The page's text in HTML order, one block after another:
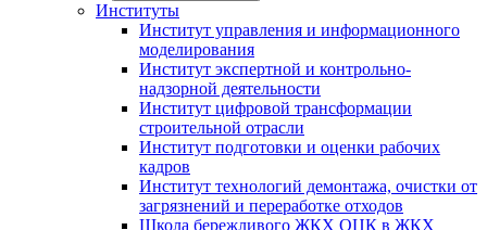
Институты
Институт управления и информационного
моделирования
Институт экспертной и контрольно-
надзорной деятельности
Институт цифровой трансформации
строительной отрасли
Институт подготовки и оценки рабочих
кадров
Институт технологий демонтажа, очистки от
загрязнений и переработке отходов
Школа бережливого ЖКХ ОЦК в ЖКХ